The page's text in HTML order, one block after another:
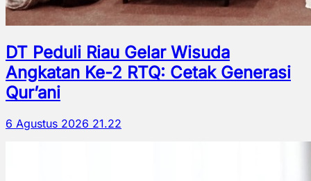
DT Peduli Riau Gelar Wisuda
Angkatan Ke-2 RTQ: Cetak Generasi
Qur’ani
6 Agustus 2026 21.22